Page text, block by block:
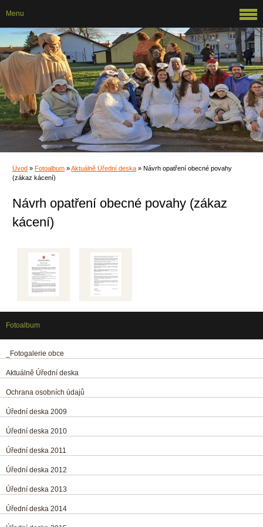
Úvod » Fotoalbum »Aktuálně Úřední deska » Návrh opatření obecné povahy
(zákaz kácení)
Návrh opatření obecné povahy (zákaz
kácení)
Menu
Fotoalbum
_Fotogalerie obce
Aktuálně Úřední deska
Ochrana osobních údajů
Úřední deska 2009
Úřední deska 2010
Úřední deska 2011
Úřední deska 2012
Úřední deska 2013
Úřední deska 2014